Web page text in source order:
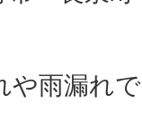
や雨漏れ